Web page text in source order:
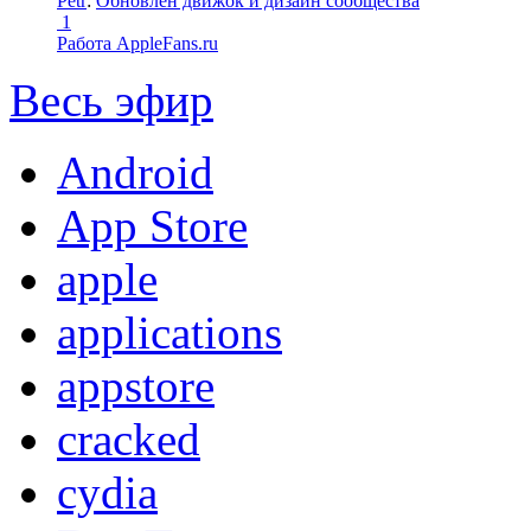
1
Работа AppleFans.ru
Весь эфир
Android
App Store
apple
applications
appstore
cracked
cydia